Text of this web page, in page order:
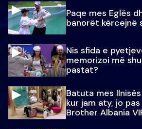
Paqe mes Eglës
banorët kërcejnë
Nis sfida e
memorizoi më
pastat?
Batuta mes
kur jam aty, jo
Brother Albania